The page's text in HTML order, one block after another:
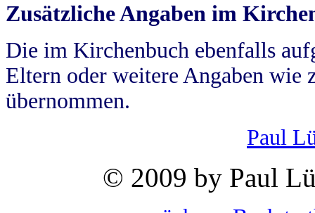
Zusätzliche Angaben im
Die im Kirchenbuch ebenfalls
Eltern oder weitere Angaben wie
übernommen.
Paul
© 2009 by Paul